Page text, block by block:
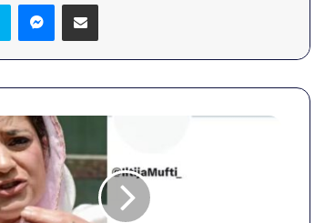
Skype Messenger
Share via Email